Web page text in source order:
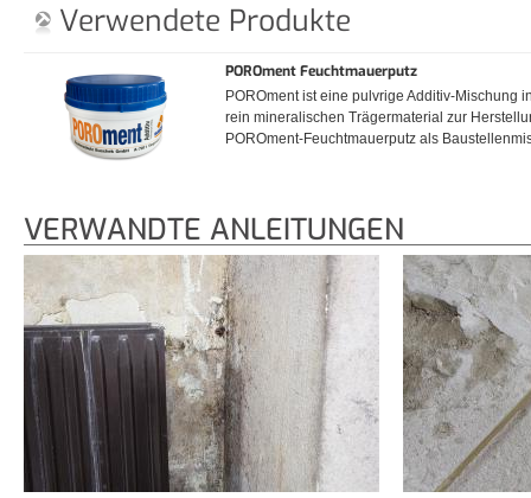
Verwendete Produkte
POROment Feuchtmauerputz
POROment ist eine pulvrige Additiv-Mischung
rein mineralischen Trägermaterial zur
POROment-Feuchtmauerputz als
VERWANDTE ANLEITUNGEN